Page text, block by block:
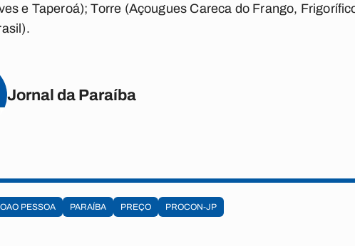
e Taperoá); Torre (Açougues Careca do Frango,
Jornal da Paraíba
PESSOA PARAÍBA PREÇO PROCON-JP